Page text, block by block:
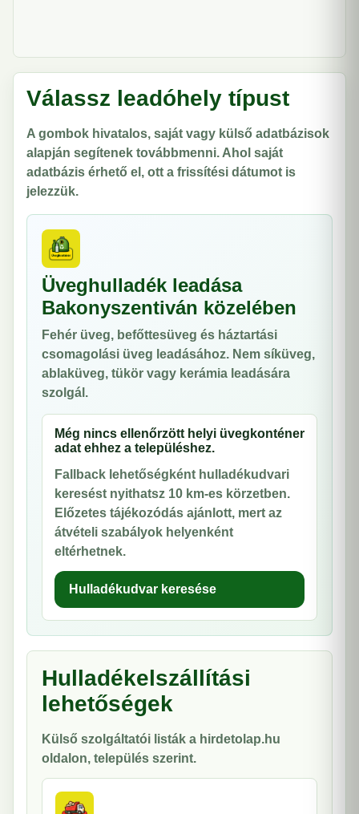
Válassz leadóhely típust
A gombok hivatalos, saját vagy külső adatbázisok
alapján segítenek továbbmenni. Ahol saját
adatbázis érhető el, ott a frissítési dátumot is
jelezzük.
Üveghulladék leadása
Bakonyszentiván közelében
Fehér üveg, befőttesüveg és háztartási
csomagolási üveg leadásához. Nem síküveg,
ablaküveg, tükör vagy kerámia leadására
szolgál.
Még nincs ellenőrzött helyi üvegkonténer
adat ehhez a településhez.
Fallback lehetőségként hulladékudvari
keresést nyithatsz 10 km-es körzetben.
Előzetes tájékozódás ajánlott, mert az
átvételi szabályok helyenként
eltérhetnek.
Hulladékudvar keresése
Hulladékelszállítási
lehetőségek
Külső szolgáltatói listák a hirdetolap.hu
oldalon, település szerint.